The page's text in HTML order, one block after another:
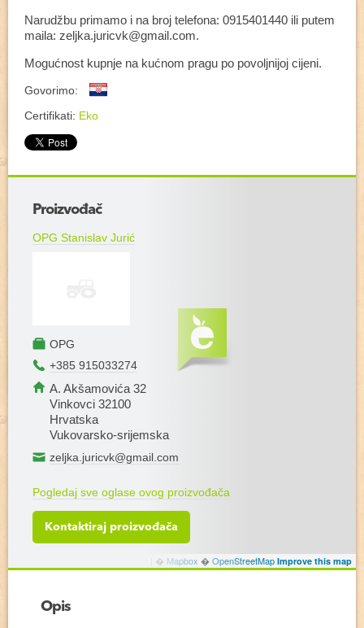
Narudžbu primamo i na broj telefona: 0915401440 ili putem
maila: zeljka.juricvk@gmail.com.
Mogućnost kupnje na kućnom pragu po povoljnijoj cijeni.
Govorimo:
Certifikati: Eko
+
� Mapbox �OpenStreetMap Improve this map
Proizvođač
OPG Stanislav Jurić
OPG
+385 915033274
A. Akšamovića 32
Vinkovci 32100
Hrvatska
Vukovarsko-srijemska
zeljka.juricvk@gmail.com
Pogledaj sve oglase ovog proizvođača
Kontaktiraj proizvođača
Opis